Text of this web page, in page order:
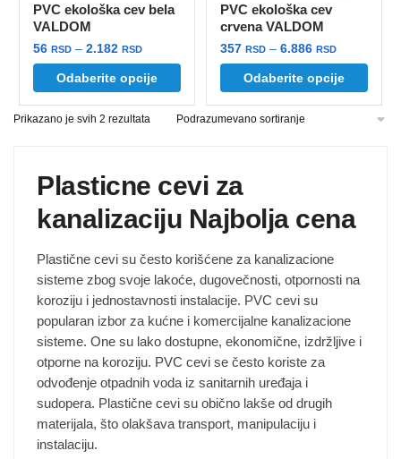
PVC ekološka cev bela
VALDOM
56RSD – 2.182RSDRaspon
cena:
od
56 rsd
do
Odaberite opcije
Ovaj
ima
Opcije
mogu
biti
na
stranici
proizvoda.
PVC ekološka cev
crvena VALDOM
357RSD – 6.886RSDRaspon
cena:
od
357 rsd
Odaberite opcije
Ovaj
ima
Opcije
mogu
biti
stranici
proizvoda.
Prikazano je svih 2 rezultata
Plasticne cevi za
kanalizaciju Najbolja cena
Plastične cevi su često korišćene za kanalizacione
sisteme zbog svoje lakoće, dugovečnosti, otpornosti na
koroziju i jednostavnosti instalacije. PVC cevi su
popularan izbor za kućne i komercijalne kanalizacione
sisteme. One su lako dostupne, ekonomične, izdržljive i
otporne na koroziju. PVC cevi se često koriste za
odvođenje otpadnih voda iz sanitarnih uređaja i
sudopera. Plastične cevi su obično lakše od drugih
materijala, što olakšava transport, manipulaciju i
instalaciju.